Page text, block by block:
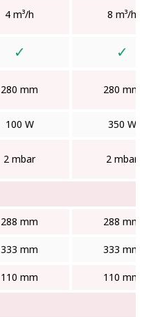
4 m³/h 8 m³/h
✓ ✓
280 mm 280 mm
100 W 350 W
2 mbar 2 mbar
288 mm 288 mm
333 mm 333 mm
110 mm 110 mm